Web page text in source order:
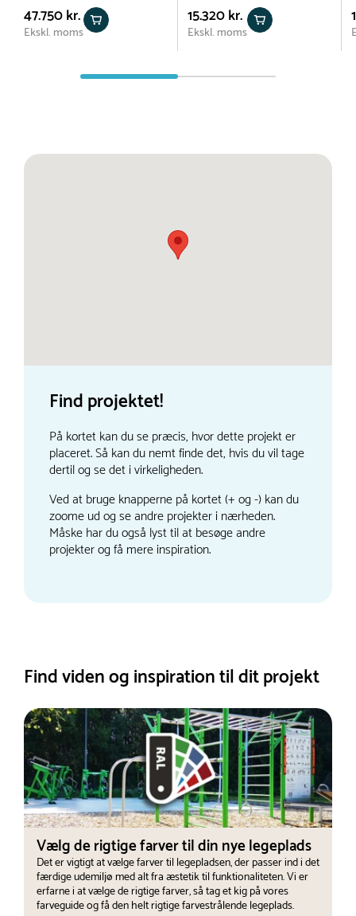
47.750 kr.
Ekskl. moms
15.320 kr.
Ekskl. moms
Find projektet!
På kortet kan du se præcis, hvor dette projekt er
placeret. Så kan du nemt finde det, hvis du vil tage
dertil og se det i virkeligheden.
Ved at bruge knapperne på kortet (+ og -) kan du
zoome ud og se andre projekter i nærheden.
Måske har du også lyst til at besøge andre
projekter og få mere inspiration.
Find viden og inspiration til dit projekt
Vælg de rigtige farver til din nye legeplads
Det er vigtigt at vælge farver til legepladsen, der passer ind i det
færdige udemiljø med alt fra æstetik til funktionaliteten. Vi er
erfarne i at vælge de rigtige farver, så tag et kig på vores
farveguide og få den helt rigtige farvestrålende legeplads.